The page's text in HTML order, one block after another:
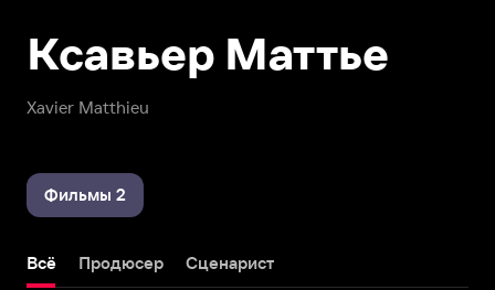
Xavier Matthieu
Ксавьер Маттье
Фильмы 2
Всё Продюсер Сценарист